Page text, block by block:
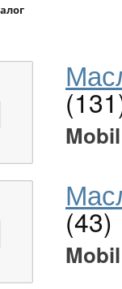
Mobil
(43)
Mobil